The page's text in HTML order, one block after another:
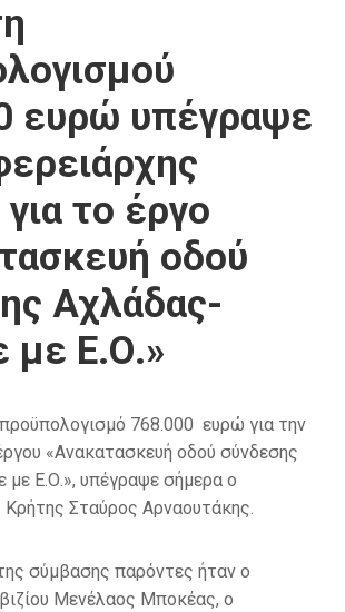
ευρώ υπέγραψε
το έργο
οδού
Αχλάδας-
με Ε.Ο.»
768.000 ευρώ για την
«Ανακατασκευή οδού σύνδεσης
Ε.Ο.», υπέγραψε σήμερα ο
Κρήτης Σταύρος Αρναουτάκης.
σύμβασης παρόντες ήταν ο
Μενέλαος Μποκέας, ο